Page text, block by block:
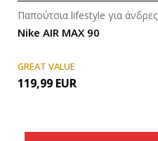
Nike AIR MAX 90
Παπούτσια lifestyle για άνδρες
GREAT VALUE
119,99 EUR